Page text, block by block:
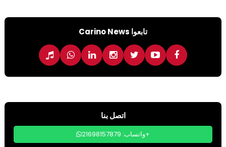
تابعوا Carino News
اتصل بنا
واتساب: 21698157879+